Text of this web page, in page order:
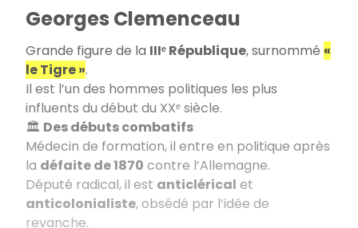
Georges Clemenceau
Grande figure de la IIIᵉ République, surnommé «
le Tigre ».
Il est l’un des hommes politiques les plus
influents du début du XXᵉ siècle.
🏛️ Des débuts combatifs
Médecin de formation, il entre en politique après
la défaite de 1870 contre l’Allemagne.
Député radical, il est anticlérical et
anticolonialiste, obsédé par l’idée de
revanche.